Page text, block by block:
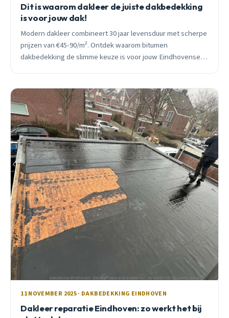
Dit is waarom dakleer de juiste dakbedekking
is voor jouw dak!
Modern dakleer combineert 30 jaar levensduur met scherpe
prijzen van €45-90/m². Ontdek waarom bitumen
dakbedekking de slimme keuze is voor jouw Eindhovense
11 NOVEMBER 2025 · DAKBEDEKKING EINDHOVEN
Dakleer reparatie Eindhoven: zo werkt het bij